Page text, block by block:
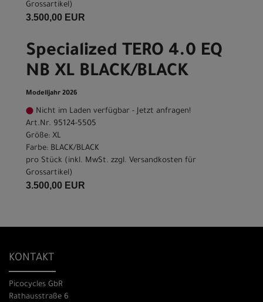
Grossartikel)
3.500,00 EUR
Specialized TERO 4.0 EQ
NB XL BLACK/BLACK
Modelljahr 2026
Nicht im Laden verfügbar - Jetzt anfragen!
Art.Nr. 95124-5505
Größe: XL
Farbe: BLACK/BLACK
pro Stück (inkl. MwSt. zzgl. Versandkosten für
Grossartikel)
3.500,00 EUR
KONTAKT
Picocycles GbR
Rathausstraße 6